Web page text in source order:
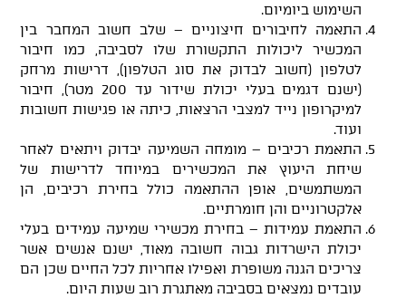
השימוש ביומיום.
התאמה לחיבורים חיצוניים – שלב חשוב המחבר בין
המכשיר ליכולות התקשורת שלו לסביבה, כמו חיבור
לטלפון (חשוב לבדוק את סוג הטלפון), דרישות מרחק
(ישנם דגמים בעלי יכולת שידור עד 200 מטר), חיבור
למיקרופון נייד למצבי הרצאות, כיתה או פגישות חשובות
ועוד.
התאמת רכיבים – מומחה השמיעה יבדוק ויתאים לאחר
שיחת היעוץ את המכשירים במיוחד לדרישות של
המשתמשים, אופן ההתאמה כולל בחירת רכיבים, הן
אלקטרוניים והן חומרתיים.
התאמת עמידות – בחירת מכשירי שמיעה עמידים בעלי
יכולת הישרדות גבוה חשובה מאוד, ישנם אנשים אשר
צריכים הגנה משופרת ואפילו אחריות לכל החיים שכן הם
עובדים נמצאים בסביבה מאתגרת רוב שעות היום.